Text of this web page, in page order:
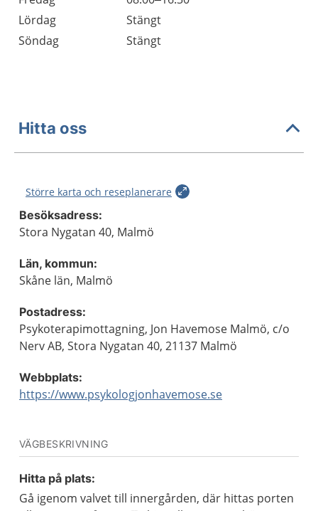
Lördag
Stängt
Söndag
Stängt
Hitta oss
Större karta och reseplanerare
Besöksadress:
Stora Nygatan 40, Malmö
Län, kommun:
Skåne län, Malmö
Postadress:
Psykoterapimottagning, Jon Havemose Malmö, c/o
Nerv AB, Stora Nygatan 40, 21137 Malmö
Webbplats:
https://www.psykologjonhavemose.se
VÄGBESKRIVNING
Hitta på plats:
Gå igenom valvet till innergården, där hittas porten